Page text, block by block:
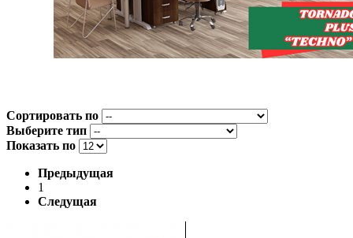
Сортировать по
Выберите тип
Показать по
Предыдущая
1
Следущая